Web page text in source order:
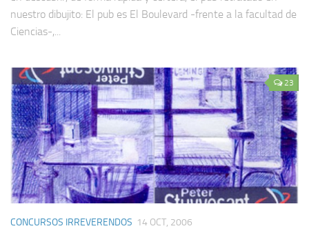
nuestro dibujito: El pub es El Boulevard -frente a la facultad de
Ciencias-,...
23
CONCURSOS IRREVERENDOS 14 OCT, 2006